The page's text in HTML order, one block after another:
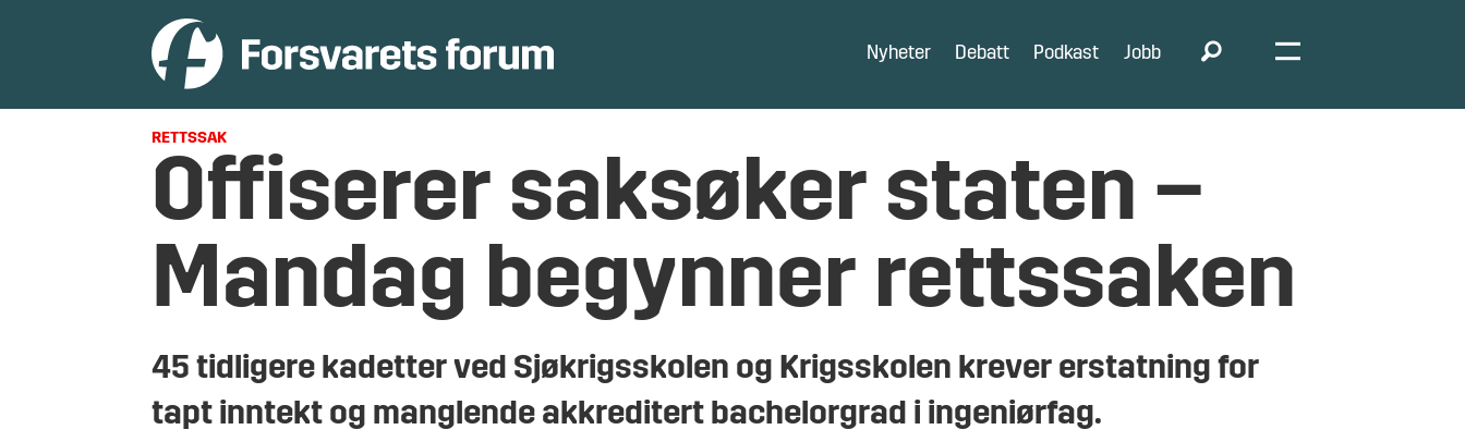
Nyheter Debatt Podkast Jobb
RETTSSAK
Offiserer saksøker staten –
Mandag begynner rettssaken
45 tidligere kadetter ved Sjøkrigsskolen og Krigsskolen krever erstatning for
tapt inntekt og manglende akkreditert bachelorgrad i ingeniørfag.